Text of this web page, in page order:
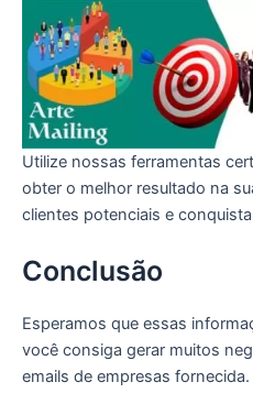
Utilize nossas ferramentas
obter o melhor resultado na
clientes potenciais e
Conclusão
Esperamos que essas
você consiga gerar muitos
emails de empresas fornecida.